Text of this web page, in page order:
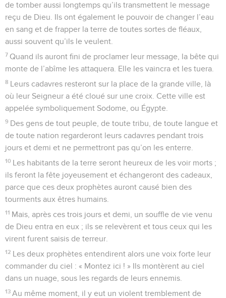
de tomber aussi longtemps qu’ils transmettent le message
reçu de Dieu. Ils ont également le pouvoir de changer l’eau
en sang et de frapper la terre de toutes sortes de fléaux,
aussi souvent qu’ils le veulent.
7 Quand ils auront fini de proclamer leur message, la bête qui
monte de l’abîme les attaquera. Elle les vaincra et les tuera.
8 Leurs cadavres resteront sur la place de la grande ville, là
où leur Seigneur a été cloué sur une croix. Cette ville est
appelée symboliquement Sodome, ou Égypte.
9 Des gens de tout peuple, de toute tribu, de toute langue et
de toute nation regarderont leurs cadavres pendant trois
jours et demi et ne permettront pas qu’on les enterre.
10 Les habitants de la terre seront heureux de les voir morts ;
ils feront la fête joyeusement et échangeront des cadeaux,
parce que ces deux prophètes auront causé bien des
tourments aux êtres humains.
11 Mais, après ces trois jours et demi, un souffle de vie venu
de Dieu entra en eux ; ils se relevèrent et tous ceux qui les
virent furent saisis de terreur.
12 Les deux prophètes entendirent alors une voix forte leur
commander du ciel : « Montez ici ! » Ils montèrent au ciel
dans un nuage, sous les regards de leurs ennemis.
13 Au même moment, il y eut un violent tremblement de